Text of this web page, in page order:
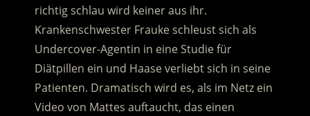
richtig schlau wird keiner aus ihr.
Krankenschwester Frauke schleust sich als
Undercover-Agentin in eine Studie für
Diätpillen ein und Haase verliebt sich in seine
Patienten. Dramatisch wird es, als im Netz ein
Video von Mattes auftaucht, das einen